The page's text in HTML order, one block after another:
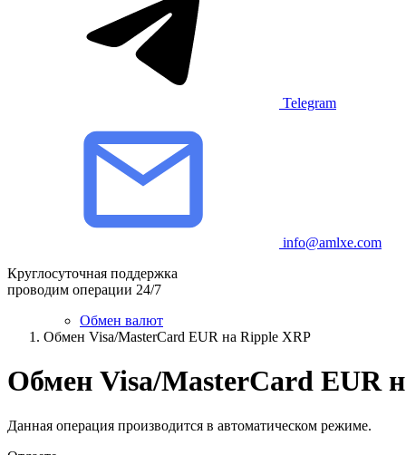
Telegram
info@amlxe.com
Круглосуточная поддержка
проводим операции 24/7
Обмен валют
Обмен Visa/MasterCard EUR на Ripple XRP
Обмен Visa/MasterCard EUR
Данная операция производится в автоматическом режиме.